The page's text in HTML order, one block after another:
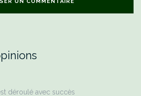
déroulé avec succès